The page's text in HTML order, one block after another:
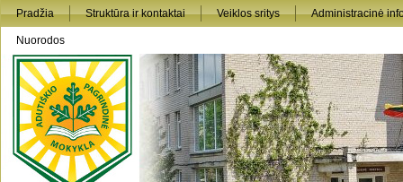
Pradžia Struktūra ir kontaktai Veiklos sritys Administracinė
Nuorodos